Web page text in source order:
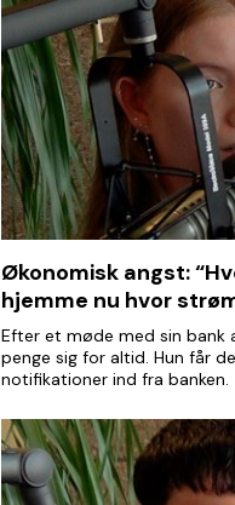
Økonomisk angst:
hjemme nu hvor
Efter et møde med sin bank
penge sig for altid. Hun får
notifikationer ind fra banken.